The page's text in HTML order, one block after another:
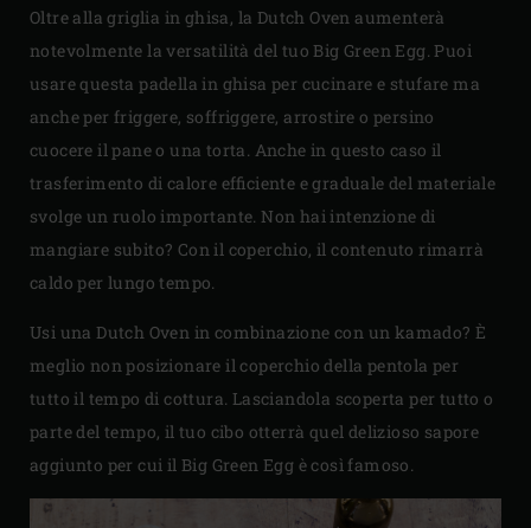
Oltre alla griglia in ghisa, la Dutch Oven aumenterà
notevolmente la versatilità del tuo Big Green Egg. Puoi
usare questa padella in ghisa per cucinare e stufare ma
anche per friggere, soffriggere, arrostire o persino
cuocere il pane o una torta. Anche in questo caso il
trasferimento di calore efficiente e graduale del materiale
svolge un ruolo importante. Non hai intenzione di
mangiare subito? Con il coperchio, il contenuto rimarrà
caldo per lungo tempo.
Usi una Dutch Oven in combinazione con un kamado? È
meglio non posizionare il coperchio della pentola per
tutto il tempo di cottura. Lasciandola scoperta per tutto o
parte del tempo, il tuo cibo otterrà quel delizioso sapore
aggiunto per cui il Big Green Egg è così famoso.